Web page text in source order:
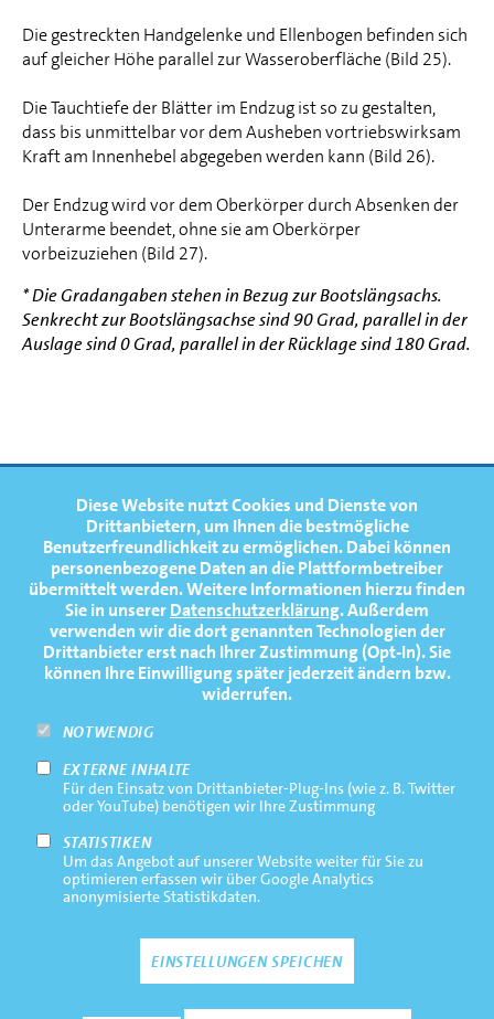
Diese Website nutzt Cookies und Dienste von
Drittanbietern, um Ihnen die bestmögliche
Benutzerfreundlichkeit zu ermöglichen.Dabei können
personenbezogene Daten an die Plattformbetreiber
übermittelt werden. Weitere Informationen hierzu finden
Sie in unsererDatenschutzerklärung. Außerdem
verwenden wir die dort genannten Technologien der
Drittanbieter erst nach Ihrer Zustimmung (Opt-In). Sie
können Ihre Einwilligung später jederzeit ändern bzw.
widerrufen.
NOTWENDIG
EXTERNE INHALTE
Für den Einsatz von Drittanbieter-Plug-Ins (wie z. B. Twitter
oder YouTube) benötigen wir Ihre Zustimmung
STATISTIKEN
Um das Angebot auf unserer Website weiter für Sie zu
optimieren erfassen wir über Google Analytics
anonymisierte Statistikdaten.
EINSTELLUNGEN SPEICHEN
Die gestreckten Handgelenke und Ellenbogen befinden sich
auf gleicher Höhe parallel zur Wasseroberfläche (Bild 25).
Die Tauchtiefe der Blätter im Endzug ist so zu gestalten,
dass bis unmittelbar vor dem Ausheben vortriebswirksam
Kraft am Innenhebel abgegeben werden kann (Bild 26).
Der Endzug wird vor dem Oberkörper durch Absenken der
Unterarme beendet, ohne sie am Oberkörper
vorbeizuziehen (Bild 27).
* Die Gradangaben stehen in Bezug zur Bootslängsachs.
Senkrecht zur Bootslängsachse sind 90 Grad, parallel in der
Auslage sind 0 Grad, parallel in der Rücklage sind 180 Grad.
FOOTERNAVIGATION
NEWS
TERMINE
MEDIATHEK
PRESSE
FAQ
NEWSLETTER
Footernavigation
Bottom
Impressum
Datenschutz